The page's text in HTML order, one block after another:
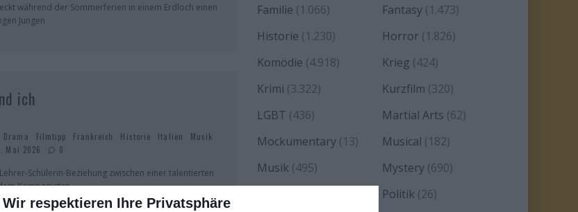
Wir respektieren Ihre Privatsphäre
während der Sommerferien in einem Erdloch einen
Jungen
ich
Drama Filmtipp Frankreich Historie Italien
Musik
Mai 2026
0
Schülerin-Beziehung zwischen einer talentierten
Komponisten
Familie (1.066) Fantasy(1.473)
Historie (1.230) Horror(1.826)
Komödie (4.918) Krieg (424)
Krimi (3.322) Kurzfilm (320)
LGBT (436) Martial Arts (62)
Mockumentary (13) Musical (182)
Musik (495) Mystery(690)
Politik (26)